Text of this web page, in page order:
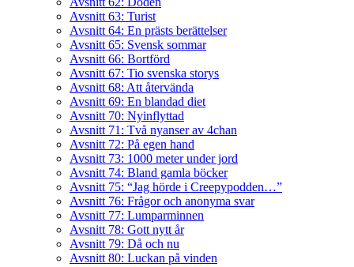
Avsnitt 63: Turist
Avsnitt 64: En prästs berättelser
Avsnitt 65: Svensk sommar
Avsnitt 66: Bortförd
Avsnitt 67: Tio svenska storys
Avsnitt 68: Att återvända
Avsnitt 69: En blandad diet
Avsnitt 70: Nyinflyttad
Avsnitt 71: Två nyanser av 4chan
Avsnitt 72: På egen hand
Avsnitt 73: 1000 meter under jord
Avsnitt 74: Bland gamla böcker
Avsnitt 75: “Jag hörde i Creepypodden…”
Avsnitt 76: Frågor och anonyma svar
Avsnitt 77: Lumparminnen
Avsnitt 78: Gott nytt år
Avsnitt 79: Då och nu
Avsnitt 80: Luckan på vinden